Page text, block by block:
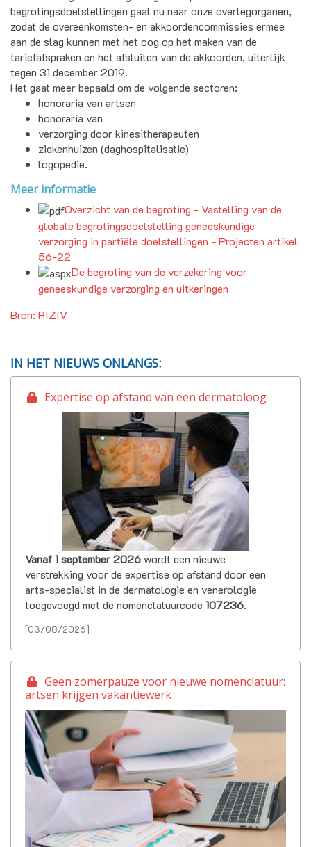
begrotingsdoelstellingen gaat nu naar onze overlegorganen,
zodat de overeenkomsten- en akkoordencommissies ermee
aan de slag kunnen met het oog op het maken van de
tariefafspraken en het afsluiten van de akkoorden, uiterlijk
tegen 31 december 2019.
Het gaat meer bepaald om de volgende sectoren:
honoraria van artsen
honoraria van
verzorging door kinesitherapeuten
ziekenhuizen (daghospitalisatie)
logopedie.
Meer informatie
Overzicht van de begroting - Vastelling van de
globale begrotingsdoelstelling geneeskundige
verzorging in partiële doelstellingen - Projecten artikel
56-22
De begroting van de verzekering voor
geneeskundige verzorging en uitkeringen
Bron: RIZIV
IN HET NIEUWS ONLANGS:
Expertise op afstand van een dermatoloog
Vanaf 1 september 2026wordt een nieuwe
verstrekking voor de expertise op afstand door een
arts-specialist in de dermatologie en venerologie
toegevoegd met de nomenclatuurcode 107236.
[03/08/2026]
Geen zomerpauze voor nieuwe nomenclatuur:
artsen krijgen vakantiewerk